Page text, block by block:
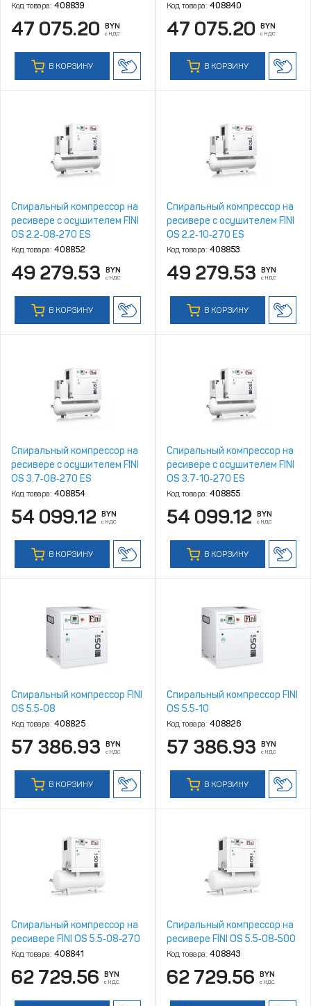
Код товара: 408839
47 075.20 BYN
с НДС
В КОРЗИНУ
Код товара: 408840
47 075.20 BYN
с НДС
В КОРЗИНУ
Спиральный компрессор на
ресивере с осушителем FINI
OS 2.2‑08‑270 ES
Код товара: 408852
49 279.53 BYN
с НДС
В КОРЗИНУ
Спиральный компрессор на
ресивере с осушителем FINI
OS 2.2‑10‑270 ES
Код товара: 408853
49 279.53 BYN
с НДС
В КОРЗИНУ
Спиральный компрессор на
ресивере с осушителем FINI
OS 3.7‑08‑270 ES
Код товара: 408854
54 099.12 BYN
с НДС
В КОРЗИНУ
Спиральный компрессор на
ресивере с осушителем FINI
OS 3.7‑10‑270 ES
Код товара: 408855
54 099.12 BYN
с НДС
В КОРЗИНУ
Спиральный компрессор FINI
OS 5.5‑08
Код товара: 408825
57 386.93 BYN
с НДС
В КОРЗИНУ
Спиральный компрессор FINI
OS 5.5‑10
Код товара: 408826
57 386.93 BYN
с НДС
В КОРЗИНУ
Спиральный компрессор на
ресивере FINI OS 5.5‑08‑270
Код товара: 408841
62 729.56 BYN
с НДС
Спиральный компрессор на
ресивере FINI OS 5.5‑08‑500
Код товара: 408843
62 729.56 BYN
с НДС